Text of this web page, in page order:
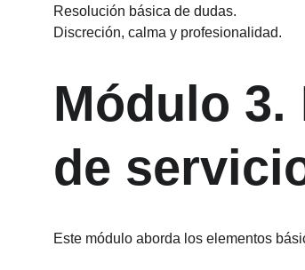
Resolución básica de dudas.
Discreción, calma y profesionalidad.
Módulo
de
Este módulo aborda los elementos